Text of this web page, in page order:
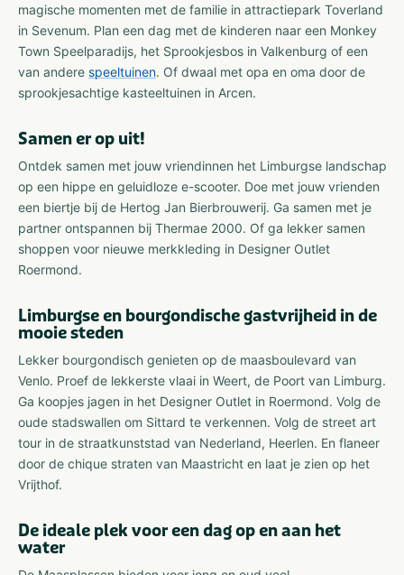
magische momenten met de familie in attractiepark Toverland
in Sevenum. Plan een dag met de kinderen naar een Monkey
Town Speelparadijs, het Sprookjesbos in Valkenburg of een
van andere speeltuinen. Of dwaal met opa en oma door de
sprookjesachtige kasteeltuinen in Arcen.
Samen er op uit!
Ontdek samen met jouw vriendinnen het Limburgse landschap
op een hippe en geluidloze e-scooter. Doe met jouw vrienden
een biertje bij de Hertog Jan Bierbrouwerij. Ga samen met je
partner ontspannen bij Thermae 2000. Of ga lekker samen
shoppen voor nieuwe merkkleding in Designer Outlet
Roermond.
Limburgse en bourgondische gastvrijheid in de
mooie steden
Lekker bourgondisch genieten op de maasboulevard van
Venlo. Proef de lekkerste vlaai in Weert, de Poort van Limburg.
Ga koopjes jagen in het Designer Outlet in Roermond. Volg de
oude stadswallen om Sittard te verkennen. Volg de street art
tour in de straatkunststad van Nederland, Heerlen. En flaneer
door de chique straten van Maastricht en laat je zien op het
Vrijthof.
De ideale plek voor een dag op en aan het
water